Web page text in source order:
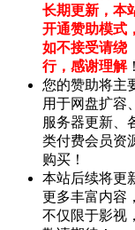
长期更新，本
开通赞助模式，
如不接受请绕
行，感谢理解！
您的赞助将主
用于网盘扩容、
服务器更新、
类付费会员资
购买！
本站后续将更
更多丰富内容，
不仅限于影视，